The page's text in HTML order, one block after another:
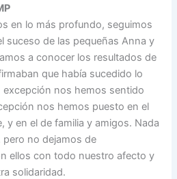
en lo más profundo, seguimos
suceso de las pequeñas Anna y
a conocer los resultados de
que había sucedido lo
nos hemos sentido
nos hemos puesto en el
y en el de familia y amigos. Nada
pero no dejamos de
ellos con todo nuestro afecto y
solidaridad.